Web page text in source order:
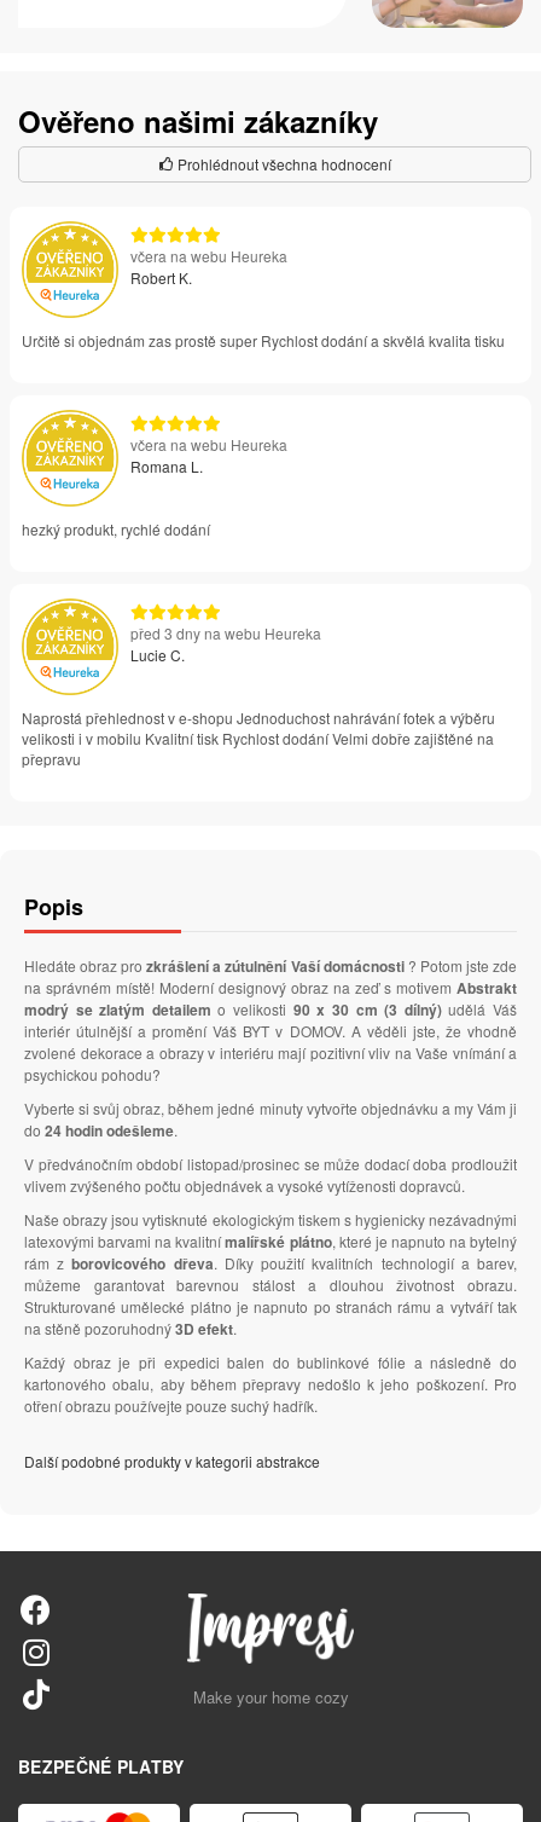
Ověřeno našimi zákazníky
Prohlédnout všechna hodnocení
včera na webu Heureka
Robert K.
Určitě si objednám zas prostě super Rychlost dodání a skvělá kvalita tisku
včera na webu Heureka
Romana L.
hezký produkt, rychlé dodání
před 3 dny na webu Heureka
Lucie C.
Naprostá přehlednost v e-shopu Jednoduchost nahrávání fotek a výběru
velikosti i v mobilu Kvalitní tisk Rychlost dodání Velmi dobře zajištěné na
přepravu
Popis
Hledáte obraz prozkrášlení a zútulnění Vaší domácnosti? Potom jste zde
na správném místě! Moderní designový obraz na zeď s motivem Abstrakt
modrý se zlatým detailem o velikosti 90 x 30 cm (3 dílný)udělá Váš
interiér útulnější a promění Váš BYT v DOMOV. A věděli jste, že vhodně
zvolené dekorace a obrazy v interiéru mají pozitivní vliv na Vaše vnímání a
psychickou pohodu?
Vyberte si svůj obraz, během jedné minuty vytvořte objednávku a my Vám ji
do 24 hodin odešleme.
V předvánočním období listopad/prosinec se může dodací doba prodloužit
vlivem zvýšeného počtu objednávek a vysoké vytíženosti dopravců.
Naše obrazy jsou vytisknuté ekologickým tiskem s hygienicky nezávadnými
latexovými barvami na kvalitnímalířské plátno, které je napnuto na bytelný
rám zborovicového dřeva. Díky použití kvalitních technologií a barev,
můžeme garantovat barevnou stálost a dlouhou životnost obrazu.
Strukturované umělecké plátno je napnuto po stranách rámu a vytváří tak
na stěně pozoruhodný3D efekt.
Každý obraz je při expedici balen do bublinkové fólie a následně do
kartonového obalu, aby během přepravy nedošlo k jeho poškození. Pro
otření obrazu používejte pouze suchý hadřík.
Další podobné produkty v kategorii abstrakce
Make your home cozy
BEZPEČNÉ PLATBY